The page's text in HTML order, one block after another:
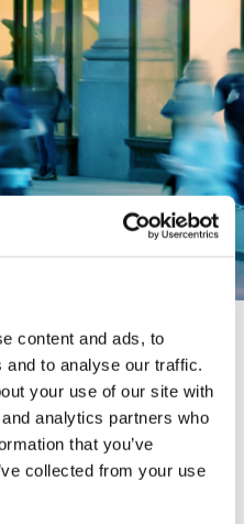
content and ads, to
to analyse our traffic.
your use of our site with
analytics partners who
that you’ve
collected from your use
acceder al informe.